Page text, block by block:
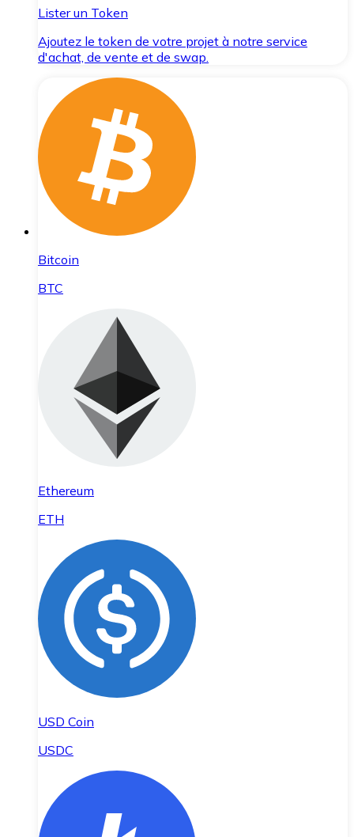
Lister un Token
Ajoutez le token de votre projet à notre service
d'achat, de vente et de swap.
Bitcoin
BTC
Ethereum
ETH
USD Coin
USDC